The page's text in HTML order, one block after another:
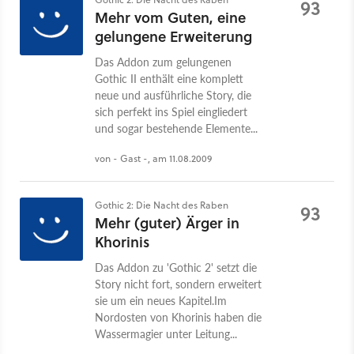
Mehr vom Guten, eine
gelungene Erweiterung
Das Addon zum gelungenen
Gothic II enthält eine komplett
neue und ausführliche Story, die
sich perfekt ins Spiel eingliedert
und sogar bestehende Elemente...
von - Gast -, am 11.08.2009
93
Gothic 2: Die Nacht des Raben
Mehr (guter) Ärger in
Khorinis
Das Addon zu 'Gothic 2' setzt die
Story nicht fort, sondern erweitert
sie um ein neues Kapitel.Im
Nordosten von Khorinis haben die
Wassermagier unter Leitung...
93